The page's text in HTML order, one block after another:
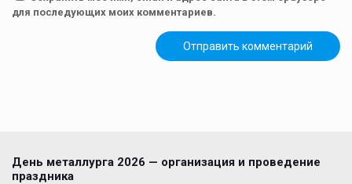
для последующих моих комментариев.
День металлурга 2026 — организация и проведение
праздника